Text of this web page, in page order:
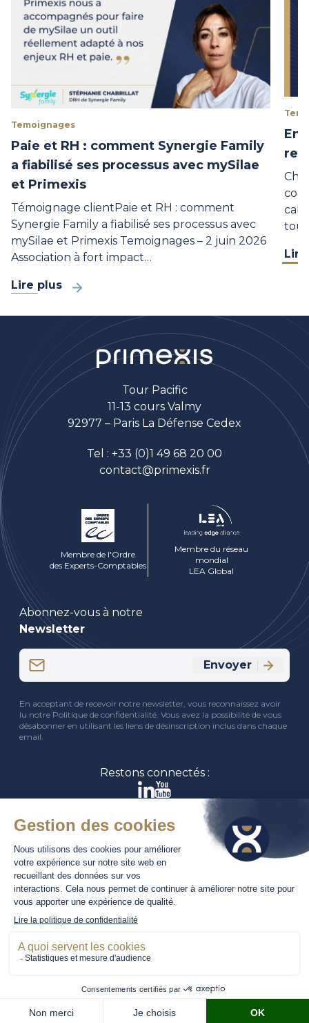
Temoignages
Paie et RH : comment Synergie Family
a fiabilisé ses processus avec mySilae
et Primexis
Témoignage clientPaie et RH : comment
Synergie Family a fiabilisé ses processus avec
mySilae et Primexis Temoignages – 2 juin 2026
Association à fort impact…
Lire plus
tout
Tour Pacific
11-13 cours Valmy
92977 – Paris La Défense Cedex
Tel : +33 (0)1 49 68 20 00
contact@primexis.fr
Membre de l'Ordre
des Experts-Comptables
Membre du réseau
mondial
LEA Global
Abonnez-vous à notre
Newsletter
CAPTCHA
Envoyer
En acceptant de recevoir notre newsletter, vous reconnaissez avoir
lu notre Politique de confidentialité. Vous avez la possibilité de vous
désabonner en utilisant les liens de désinscription inclus dans chaque
email.
Restons connectés :
Travailler chez Primexis
Nos offres d’emploiNous contacter
Notre brochure Notre rapport RSE
Mention Légales - Politique de confidentialité
Conception : Amphibee